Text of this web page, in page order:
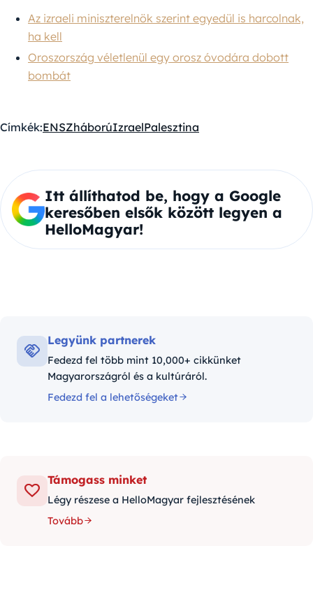
Az izraeli miniszterelnök szerint egyedül is harcolnak,
ha kell
Oroszország véletlenül egy orosz óvodára dobott
bombát
Címkék:ENSZháborúIzraelPalesztina
Itt állíthatod be, hogy a Google
keresőben elsők között legyen a
HelloMagyar!
Legyünk partnerek
Fedezd fel több mint 10,000+ cikkünket
Magyarországról és a kultúráról.
Fedezd fel a lehetőségeket
Támogass minket
Légy részese a HelloMagyar fejlesztésének
Tovább